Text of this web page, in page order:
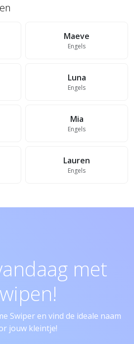
Maeve
Engels
Luna
Engels
Mia
Engels
Lauren
Engels
met
Swiper en vind de ideale naam
jouw kleintje!